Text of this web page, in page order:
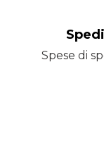
Spese di